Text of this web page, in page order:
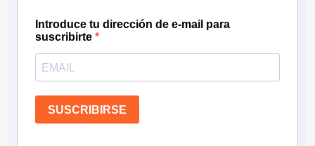
Introduce tu dirección de e-mail para
suscribirte
SUSCRIBIRSE